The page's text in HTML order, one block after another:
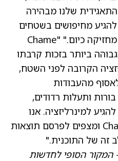
שלנו מבהירה
מחיפושים בשטחים
בתוליים בקרקעות שג'גואר מחזיקה כיום." "Chame
ביותר בזכות קרבתו
הקרובה לפני השטח,
מהעבודות
ותעלות רדודים,
למינרליזציה. אנו
נרגשים מהפוטנציאל ב-Chame ומצפים לפרסם תוצאות
זה של התוכנית."
המקור הסופי לחדשות